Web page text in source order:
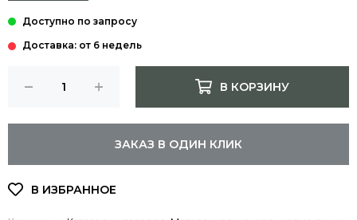
Доставка: от 6 недель
В КОРЗИНУ
ЗАКАЗ В ОДИН КЛИК